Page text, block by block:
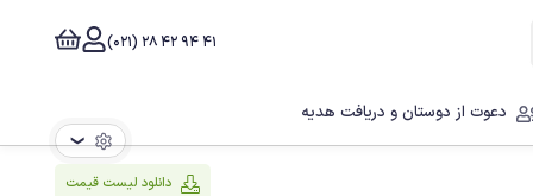
41 94 42 28 (021)
دعوت از دوستان و دریافت هدیه
❯
دانلود لیست قیمت